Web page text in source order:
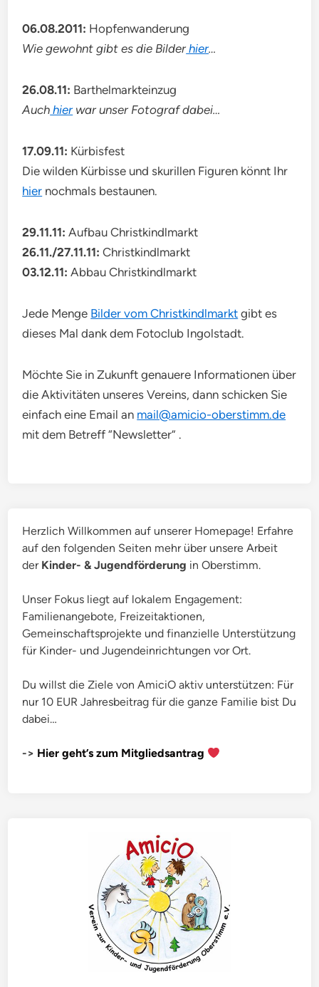
06.08.2011: Hopfenwanderung
Wie gewohnt gibt es die Bilder hier…
26.08.11: Barthelmarkteinzug
Auch hierwar unser Fotograf dabei…
17.09.11: Kürbisfest
Die wilden Kürbisse und skurillen Figuren könnt Ihr
hier nochmals bestaunen.
29.11.11: Aufbau Christkindlmarkt
26.11./27.11.11: Christkindlmarkt
03.12.11: Abbau Christkindlmarkt
Jede Menge Bilder vom Christkindlmarkt gibt es
dieses Mal dank dem Fotoclub Ingolstadt.
Möchte Sie in Zukunft genauere Informationen über
die Aktivitäten unseres Vereins, dann schicken Sie
einfach eine Email an mail@amicio-oberstimm.de
mit dem Betreff “Newsletter” .
Herzlich Willkommen auf unserer Homepage! Erfahre
auf den folgenden Seiten mehr über unsere Arbeit
der Kinder- & Jugendförderung in Oberstimm.
Unser Fokus liegt auf lokalem Engagement:
Familienangebote, Freizeitaktionen,
Gemeinschaftsprojekte und finanzielle Unterstützung
für Kinder- und Jugendeinrichtungen vor Ort.
Du willst die Ziele von AmiciO aktiv unterstützen: Für
nur 10 EUR Jahresbeitrag für die ganze Familie bist Du
dabei…
-> Hier geht’s zum Mitgliedsantrag